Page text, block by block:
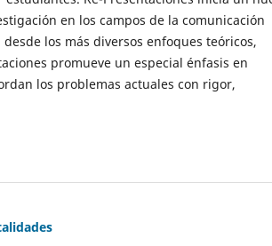
en los campos de la comunicación
los más diversos enfoques teóricos,
promueve un especial énfasis en
los problemas actuales con rigor,